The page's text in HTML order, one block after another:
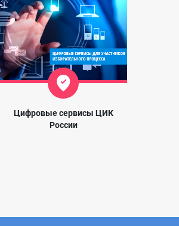
Цифровые сервисы ЦИК
России